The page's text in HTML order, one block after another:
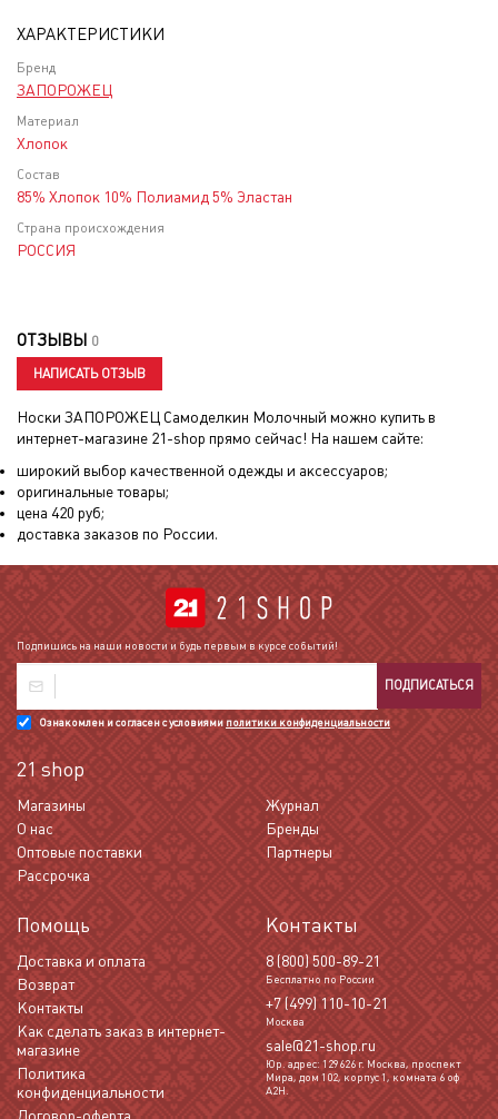
ХАРАКТЕРИСТИКИ
Бренд
ЗАПОРОЖЕЦ
Материал
Хлопок
Состав
85% Хлопок 10% Полиамид 5% Эластан
Страна происхождения
РОССИЯ
ОТЗЫВЫ 0
НАПИСАТЬ ОТЗЫВ
Носки ЗАПОРОЖЕЦ Самоделкин Молочный можно купить в
интернет-магазине 21-shop прямо сейчас! На нашем сайте:
широкий выбор качественной одежды и аксессуаров;
оригинальные товары;
цена 420 руб;
доставка заказов по России.
Подпишись на наши новости и будь первым в курсе событий!
ПОДПИСАТЬСЯ
Ознакомлен и согласен с условиямиполитики конфиденциальности
21 shop
Магазины
Журнал
О нас
Бренды
Оптовые поставки
Партнеры
Рассрочка
Помощь
Доставка и оплата
Возврат
Контакты
Как сделать заказ в интернет-
магазине
Политика
конфиденциальности
Контакты
8 (800) 500-89-21
Бесплатно по России
+7 (499) 110-10-21
Москва
sale@21-shop.ru
Юр. адрес: 129626 г. Москва, проспект
Мира, дом 102, корпус 1, комната 6 оф
А2Н.